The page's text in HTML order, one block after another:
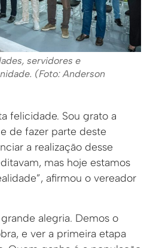
servidores e
(Foto: Anderson
felicidade. Sou grato a
de fazer parte deste
a realização desse
mas hoje estamos
afirmou o vereador
alegria. Demos o
e ver a primeira etapa